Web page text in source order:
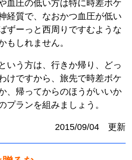
血圧の低い方は特に時差ボケ
経質で、なおかつ血圧が低い
ずーっと西周りですむような
もしれません。
いう方は、行きか帰り、どっ
けですから、旅先で時差ボケ
、帰ってからのほうがいいか
プランを組みましょう。
2015/09/04 更新